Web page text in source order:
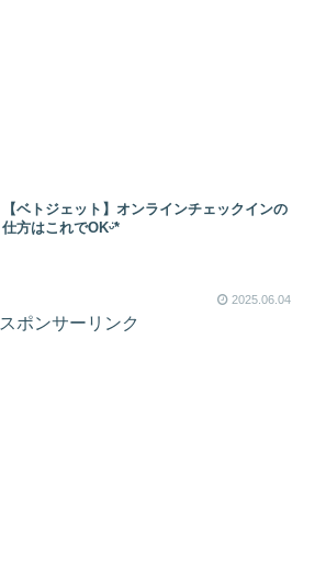
【ベトジェット】オンラインチェックインの
仕方はこれでOKᵕ̈*
2025.06.04
スポンサーリンク